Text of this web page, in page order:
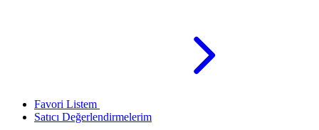
Favori Listem
Satıcı Değerlendirmelerim